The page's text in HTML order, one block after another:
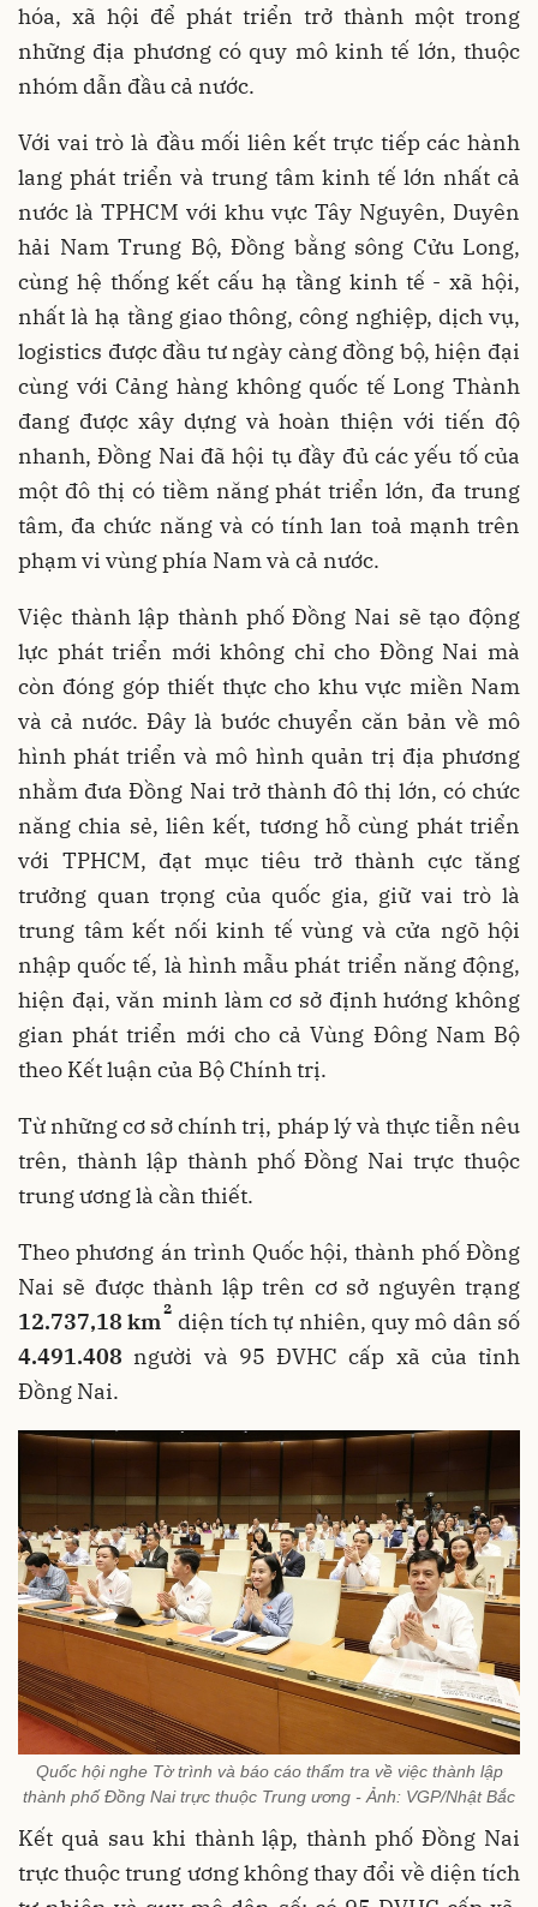
hóa, xã hội để phát triển trở thành một trong
những địa phương có quy mô kinh tế lớn, thuộc
nhóm dẫn đầu cả nước.
Với vai trò là đầu mối liên kết trực tiếp các hành
lang phát triển và trung tâm kinh tế lớn nhất cả
nước là TPHCM với khu vực Tây Nguyên, Duyên
hải Nam Trung Bộ, Đồng bằng sông Cửu Long,
cùng hệ thống kết cấu hạ tầng kinh tế - xã hội,
nhất là hạ tầng giao thông, công nghiệp, dịch vụ,
logistics được đầu tư ngày càng đồng bộ, hiện đại
cùng với Cảng hàng không quốc tế Long Thành
đang được xây dựng và hoàn thiện với tiến độ
nhanh, Đồng Nai đã hội tụ đầy đủ các yếu tố của
một đô thị có tiềm năng phát triển lớn, đa trung
tâm, đa chức năng và có tính lan toả mạnh trên
phạm vi vùng phía Nam và cả nước.
Việc thành lập thành phố Đồng Nai sẽ tạo động
lực phát triển mới không chỉ cho Đồng Nai mà
còn đóng góp thiết thực cho khu vực miền Nam
và cả nước. Đây là bước chuyển căn bản về mô
hình phát triển và mô hình quản trị địa phương
nhằm đưa Đồng Nai trở thành đô thị lớn, có chức
năng chia sẻ, liên kết, tương hỗ cùng phát triển
với TPHCM, đạt mục tiêu trở thành cực tăng
trưởng quan trọng của quốc gia, giữ vai trò là
trung tâm kết nối kinh tế vùng và cửa ngõ hội
nhập quốc tế, là hình mẫu phát triển năng động,
hiện đại, văn minh làm cơ sở định hướng không
gian phát triển mới cho cả Vùng Đông Nam Bộ
theo Kết luận của Bộ Chính trị.
Từ những cơ sở chính trị, pháp lý và thực tiễn nêu
trên, thành lập thành phố Đồng Nai trực thuộc
trung ương là cần thiết.
Theo phương án trình Quốc hội, thành phố Đồng
Nai sẽ được thành lập trên cơ sở nguyên trạng
12.737,18km2 diện tích tự nhiên, quy mô dân số
4.491.408 người và 95 ĐVHC cấp xã của tỉnh
Đồng Nai.
Quốc hội nghe Tờ trình và báo cáo thẩm tra về việc thành lập
thành phố Đồng Nai trực thuộc Trung ương - Ảnh: VGP/Nhật Bắc
Kết quả sau khi thành lập, thành phố Đồng Nai
trực thuộc trung ương không thay đổi về diện tích